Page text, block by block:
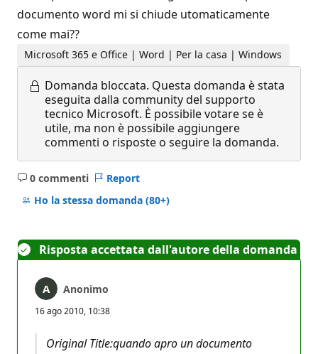
documento word mi si chiude utomaticamente
come mai??
Microsoft 365 e Office | Word | Per la casa | Windows
Domanda bloccata. Questa domanda è stata
eseguita dalla community del supporto
tecnico Microsoft. È possibile votare se è
utile, ma non è possibile aggiungere
commenti o risposte o seguire la domanda.
0 commenti
Nessun
commento
Report
Ho la stessa domanda (80+)
Risposta accettata dall'autore della domanda
Anonimo
16 ago 2010, 10:38
Original Title:quando apro un documento